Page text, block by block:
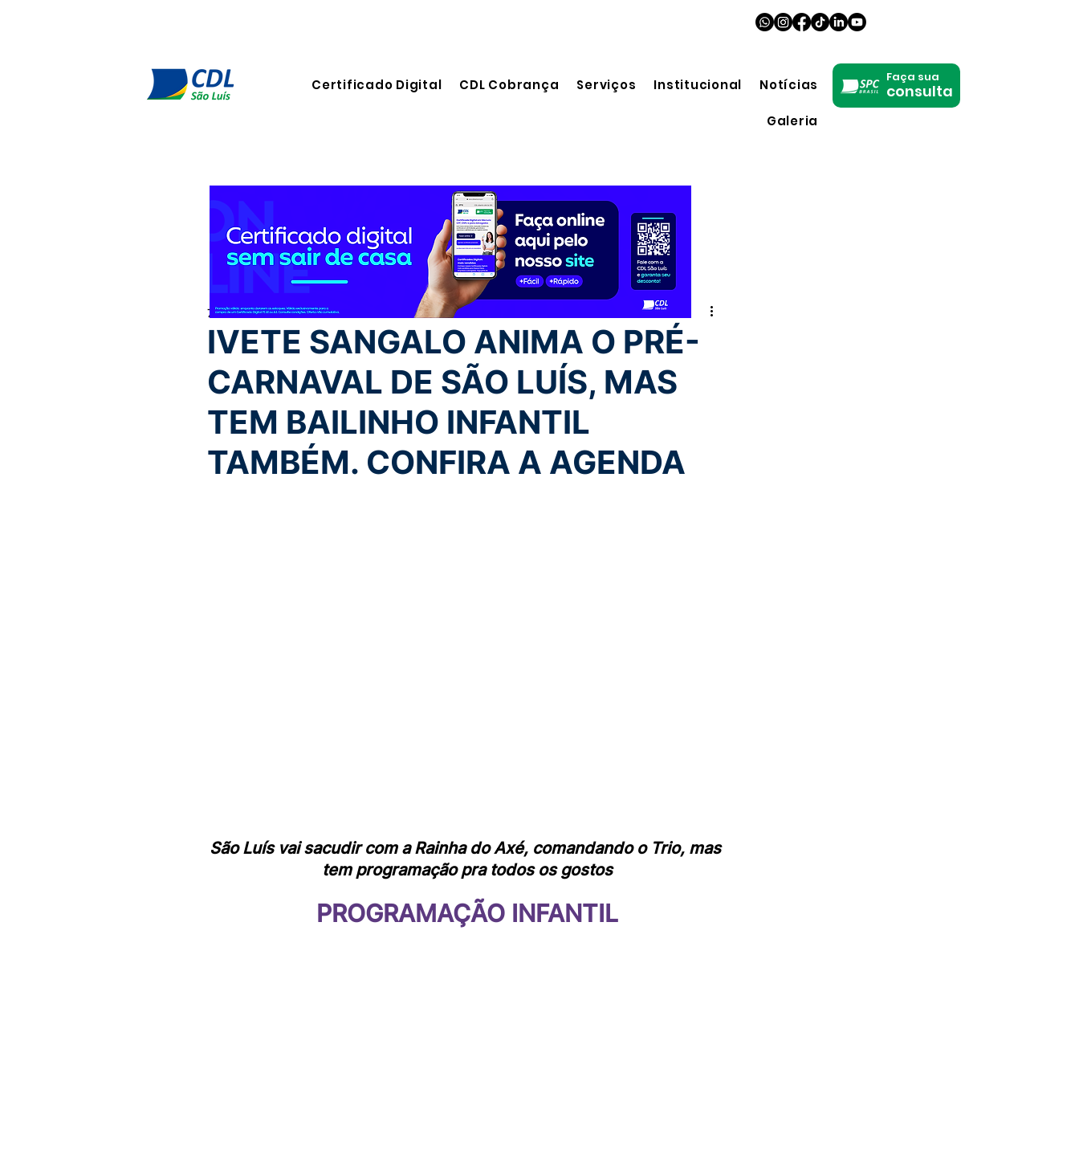
Certificado Digital CDL Cobrança Serviços Institucional Notícias
Galeria
Faça sua
consulta
IVETE SANGALO ANIMA O PRÉ-
CARNAVAL DE SÃO LUÍS, MAS
TEM BAILINHO INFANTIL
TAMBÉM. CONFIRA A AGENDA
7 de fev. de 2025 4 min de leitura
São Luís vai sacudir com a Rainha do Axé, comandando o Trio, mas
tem programação pra todos os gostos
PROGRAMAÇÃO INFANTIL